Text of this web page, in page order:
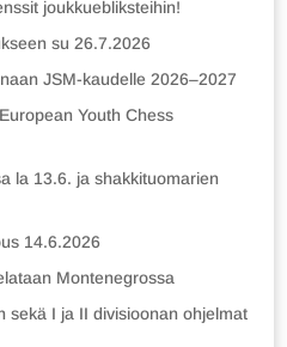
joukkuebliksteihin!
su 26.7.2026
JSM-kaudelle 2026–2027
Youth Chess
la 13.6. ja shakkituomarien
14.6.2026
Montenegrossa
sekä I ja II divisioonan ohjelmat